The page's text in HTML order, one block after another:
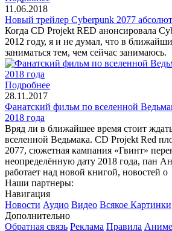
11.06.2018
Новый трейлер Cyberpunk 2077
Когда CD Projekt RED анонсировала
2012 году, я и не думал, что в
заниматься тем, чем сейчас занимаюсь.
Подробнее
28.11.2017
Фанатский фильм по вселенной
2018 года
Вряд ли в ближайшее время стоит
вселенной Ведьмака. CD Projekt Red
2077, сюжетная кампания «Гвинт»
неопределённую дату 2018 года, пан
работает над новой книгой, новостей о
Наши партнеры:
Навигация
Новости Аудио Видео Всякое Картинки
Дополнительно
Обратная связь Реклама Правила Аниме